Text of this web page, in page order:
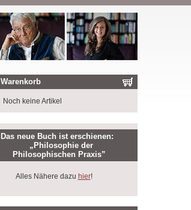
Warenkorb
Noch keine Artikel
Das neue Buch ist erschienen:
„Philosophie der
Philosophischen Praxis”
Alles Nähere dazu hier!